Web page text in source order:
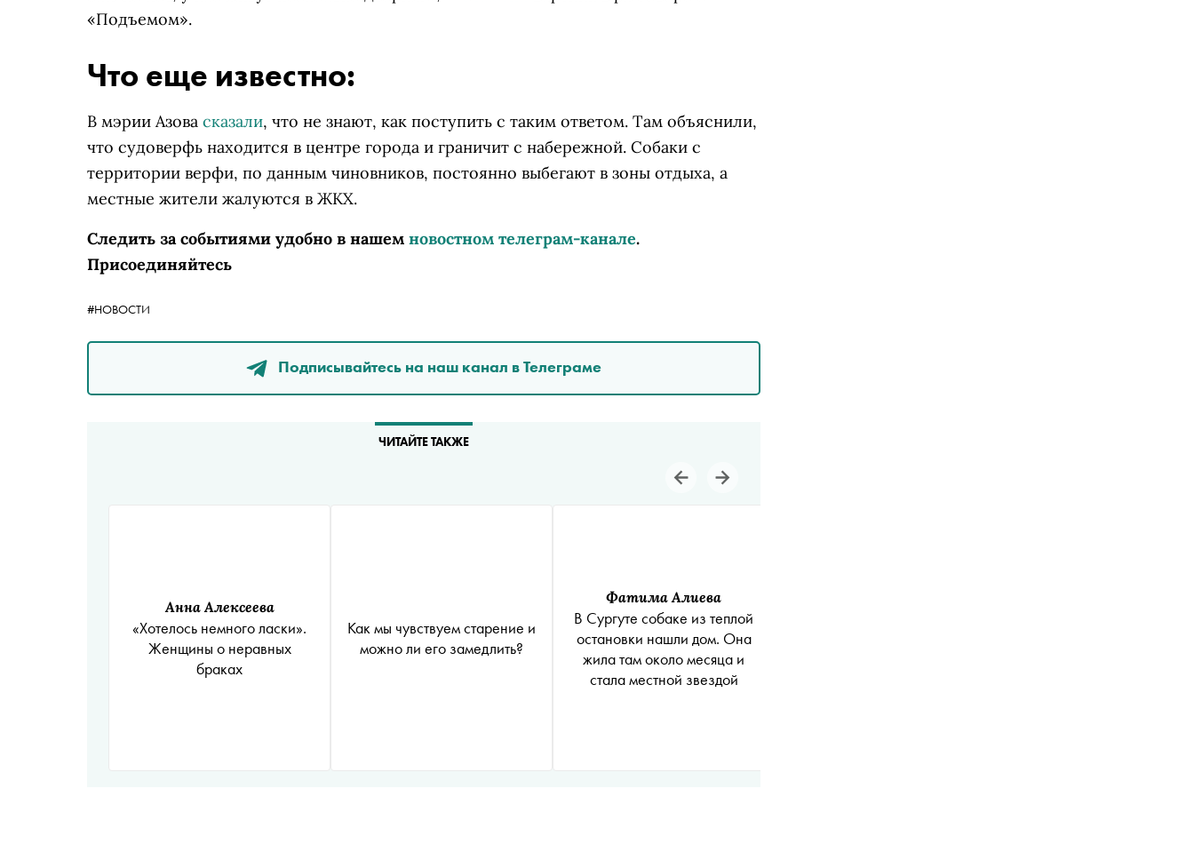
«Подъемом».
Что еще известно:
В мэрии Азова сказали, что не знают, как поступить с таким ответом. Там объяснили,
что судоверфь находится в центре города и граничит с набережной. Собаки с
территории верфи, по данным чиновников, постоянно выбегают в зоны отдыха, а
местные жители жалуются в ЖКХ.
Следить за событиями удобно в нашем новостном телеграм-канале.
Присоединяйтесь
#НОВОСТИ
Подписывайтесь на наш канал в Телеграме
ЧИТАЙТЕ ТАКЖЕ
Анна Алексеева
«Хотелось немного ласки».
Женщины о неравных
браках
Как мы чувствуем старение и
можно ли его замедлить?
Фатима Алиева
В Сургуте собаке из теплой
остановки нашли дом. Она
жила там около месяца и
стала местной звездой